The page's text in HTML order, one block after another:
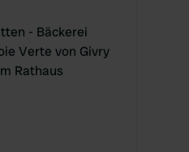
- Bäckerei
Verte von Givry
Rathaus